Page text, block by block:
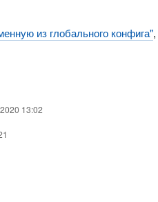
из глобального конфига",
13:02